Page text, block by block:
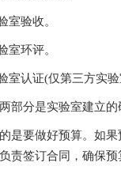
收。
评。
认证(仅第三方实验
是实验室建立的硬性程
做好预算。如果
签订合同，确保预算